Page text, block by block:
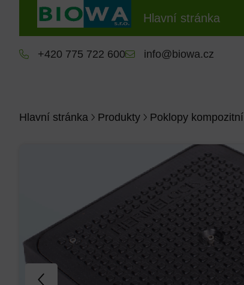
Hlavní stránka
+420 775 722 600 info@biowa.cz
Hlavní stránka Produkty Poklopy kompozitní